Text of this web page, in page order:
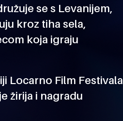
se s Levanijem,
kroz tiha sela,
koja igraju
Locarno Film Festivala
žirija i nagradu